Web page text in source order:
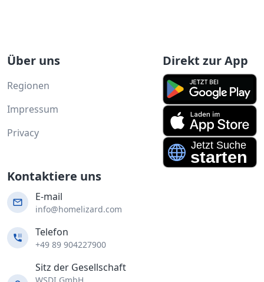
Über uns
Regionen
Impressum
Privacy
Direkt zur App
Kontaktiere uns
E-mail
info@homelizard.com
Telefon
+49 89 904227900
Sitz der Gesellschaft